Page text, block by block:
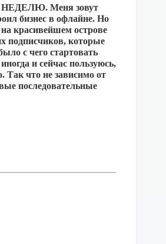
Меня зовут
бизнес в офлайне. Но
красивейшем острове
подписчиков, которые
с чего стартовать
и сейчас пользуюсь,
Так что не зависимо от
последовательные